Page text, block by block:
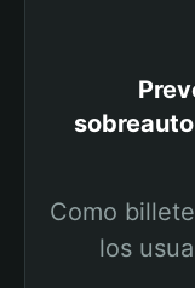
Como
los